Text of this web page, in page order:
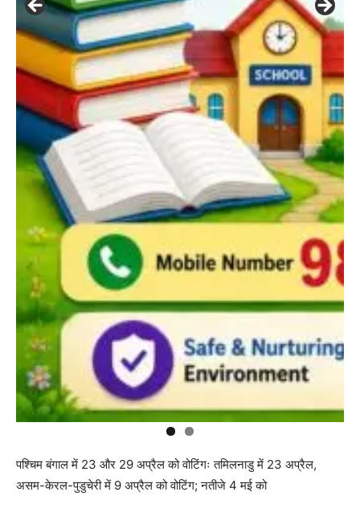
पश्चिम बंगाल में 23 और 29 अप्रैल को वोटिंगः तमिलनाडु में 23 अप्रैल,
असम-केरल-पुडुचेरी में 9 अप्रैल को वोटिंग; नतीजे 4 मई को